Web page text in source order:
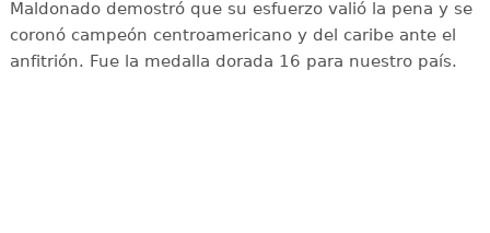
Maldonado demostró que su esfuerzo valió la pena y se
coronó campeón centroamericano y del caribe ante el
anfitrión. Fue la medalla dorada 16 para nuestro país.